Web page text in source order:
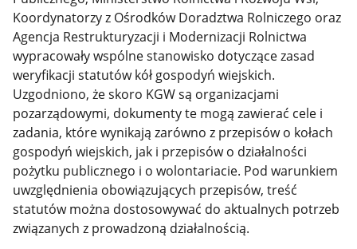
Koordynatorzy z Ośrodków Doradztwa Rolniczego oraz
Agencja Restrukturyzacji i Modernizacji Rolnictwa
wypracowały wspólne stanowisko dotyczące zasad
weryfikacji statutów kół gospodyń wiejskich.
Uzgodniono, że skoro KGW są organizacjami
pozarządowymi, dokumenty te mogą zawierać cele i
zadania, które wynikają zarówno z przepisów o kołach
gospodyń wiejskich, jak i przepisów o działalności
pożytku publicznego i o wolontariacie. Pod warunkiem
uwzględnienia obowiązujących przepisów, treść
statutów można dostosowywać do aktualnych potrzeb
związanych z prowadzoną działalnością.